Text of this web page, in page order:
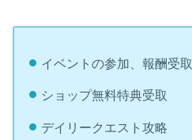
イベントの参加、報酬受取
ショップ無料特典受取
デイリークエスト攻略